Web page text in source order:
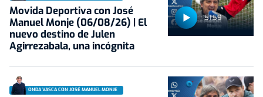
51:59
Movida Deportiva con José
Manuel Monje (06/08/26) | El
nuevo destino de Julen
Agirrezabala, una incógnita
ONDA VASCA CON JOSÉ MANUEL MONJE